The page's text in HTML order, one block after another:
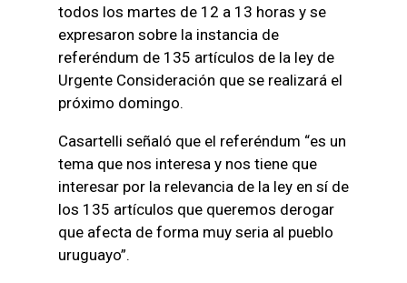
todos los martes de 12 a 13 horas y se
expresaron sobre la instancia de
referéndum de 135 artículos de la ley de
Urgente Consideración que se realizará el
próximo domingo.
Casartelli señaló que el referéndum “es un
tema que nos interesa y nos tiene que
interesar por la relevancia de la ley en sí de
los 135 artículos que queremos derogar
que afecta de forma muy seria al pueblo
uruguayo”.